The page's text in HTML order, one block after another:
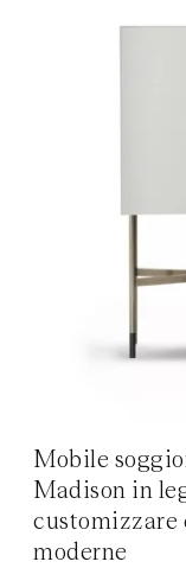
Mobile
Madison in
customizzare
moderne